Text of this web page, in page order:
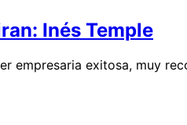
Inés Temple
empresaria exitosa, muy